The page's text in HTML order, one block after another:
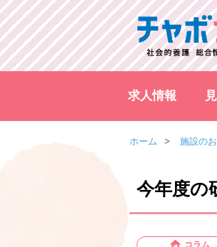
求人情報
ホーム 施設の
今年度の
コラム